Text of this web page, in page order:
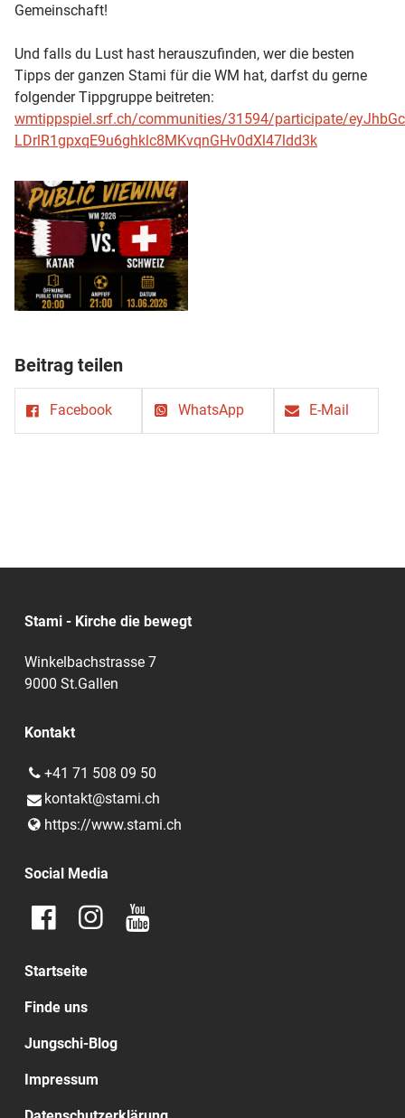
Gemeinschaft!
Und falls du Lust hast herauszufinden, wer die besten
Tipps der ganzen Stami für die WM hat, darfst du gerne
folgender Tippgruppe beitreten:
wmtippspiel.srf.ch/communities/31594/participate/
LDrlR1gpxqE9u6ghklc8MKvqnGHv0dXl47ldd3k
Beitrag teilen
Facebook WhatsApp E-Mail
Stami - Kirche die bewegt
Winkelbachstrasse 7
9000 St.Gallen
Kontakt
+41 71 508 09 50
kontakt@​stami.​ch
https://www.​stami.​ch
Social Media
Startseite
Finde uns
Jungschi-Blog
Impressum